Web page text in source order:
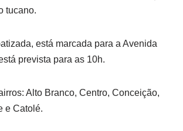
tucano.
está marcada para a Avenida
prevista para as 10h.
Alto Branco, Centro, Conceição,
e Catolé.